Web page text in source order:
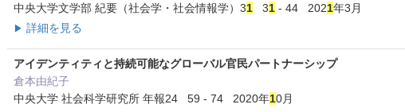
中央大学文学部 紀要（社会学・社会情報学）31 31 - 44 2021年3月
▶ 詳細を見る
アイデンティティと持続可能なグローバル官民パートナーシップ
倉本由紀子
中央大学 社会科学研究所 年報24 59 - 74 2020年10月